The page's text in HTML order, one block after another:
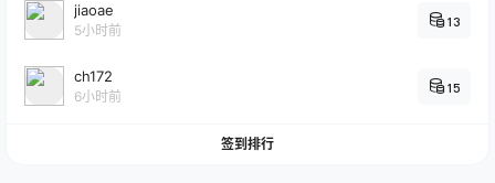
jiaoae
5小时前
13
ch172
6小时前
15
签到排行